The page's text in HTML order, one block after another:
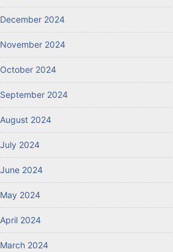
December 2024
November 2024
October 2024
September 2024
August 2024
July 2024
June 2024
May 2024
April 2024
March 2024